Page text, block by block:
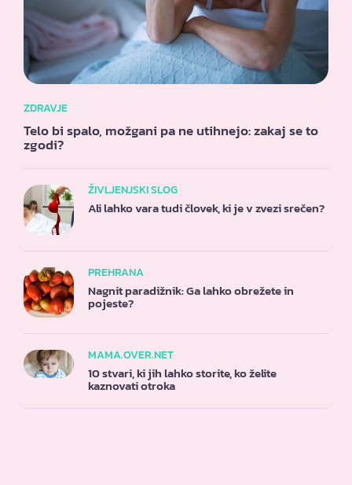
ZDRAVJE
Telo bi spalo, možgani pa ne utihnejo: zakaj se to
zgodi?
ŽIVLJENJSKI SLOG
Ali lahko vara tudi človek, ki je v zvezi srečen?
PREHRANA
Nagnit paradižnik: Ga lahko obrežete in
pojeste?
MAMA.OVER.NET
10 stvari, ki jih lahko storite, ko želite
kaznovati otroka